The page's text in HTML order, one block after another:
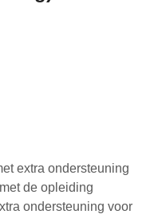
extra ondersteuning
de opleiding
ondersteuning voor